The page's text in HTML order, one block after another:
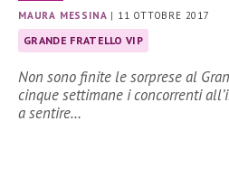
MAURA MESSINA | 11 OTTOBRE 2017
GRANDE FRATELLO VIP
Non sono finite le sorprese al
cinque settimane i concorrenti
a sentire…